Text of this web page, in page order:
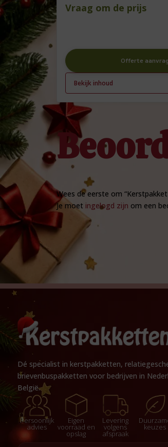
Vraag om de prijs
Offerte
Bekijk inhoud
Wees de eerste om
Je moet ingelogd zijn om een
Dé specialist in kerstpakketten,
brievenbuspakketten voor bedrijven in
België.
Persoonlijk
advies
Eigen
voorraad en
opslag
Levering
volgens
afspraak
keuzes